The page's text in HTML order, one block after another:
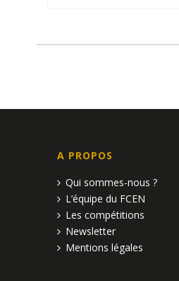
A PROPOS
Qui sommes-nous ?
L’équipe du FCEN
Les compétitions
Newsletter
Mentions légales